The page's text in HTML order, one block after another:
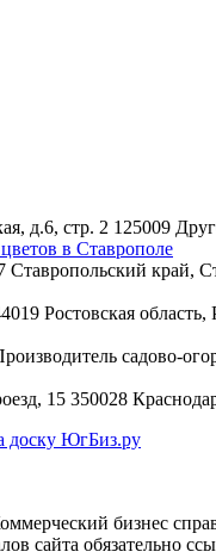
д.6, стр. 2 125009
в Ставрополе
Ставропольский край,
Ростовская
садово-
15 350028
бизнес
сайта обязательно